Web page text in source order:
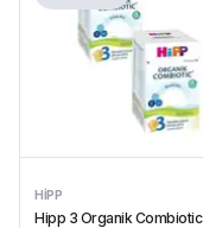
HIPP
Hipp 3 Organik Combiotic